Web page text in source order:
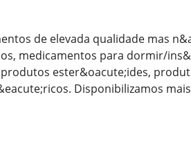
de elevada qualidade mas
medicamentos para dormir/
ester&oacute;ides,
Disponibilizamos